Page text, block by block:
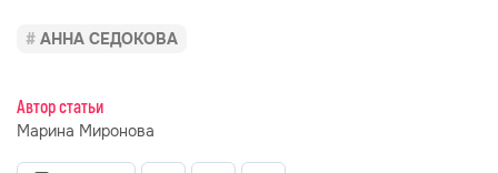
АННА СЕДОКОВА
Автор статьи
Марина Миронова